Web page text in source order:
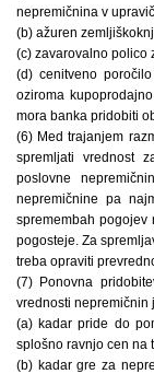
nepremičnina v
(b) ažuren
(c) zavarovalno polico
(d) cenitveno
oziroma
mora banka pridobiti
(6) Med trajanjem
spremljati vrednost
poslovne
nepremičnine pa
spremembah pogojev
pogosteje. Za
treba opraviti
(7) Ponovna
vrednosti nepremičnin
(a) kadar pride do
splošno ravnjo cen na
(b) kadar gre za